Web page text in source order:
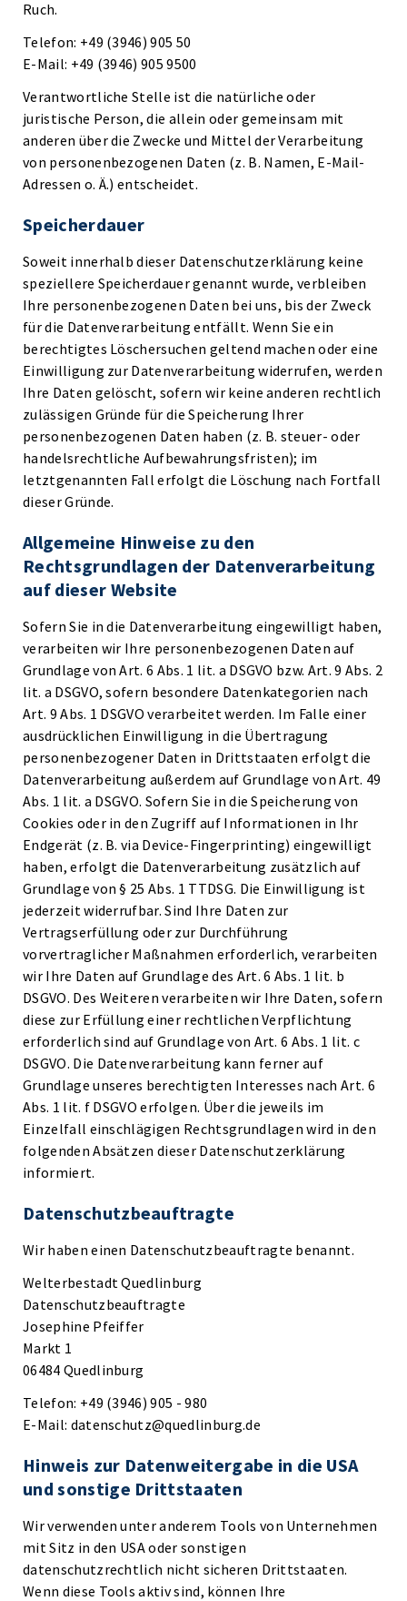
Ruch.
Telefon: +49 (3946) 905 50
E-Mail: +49 (3946) 905 9500
Verantwortliche Stelle ist die natürliche oder
juristische Person, die allein oder gemeinsam mit
anderen über die Zwecke und Mittel der Verarbeitung
von personenbezogenen Daten (z. B. Namen, E-Mail-
Adressen o. Ä.) entscheidet.
Speicherdauer
Soweit innerhalb dieser Datenschutzerklärung keine
speziellere Speicherdauer genannt wurde, verbleiben
Ihre personenbezogenen Daten bei uns, bis der Zweck
für die Datenverarbeitung entfällt. Wenn Sie ein
berechtigtes Löschersuchen geltend machen oder eine
Einwilligung zur Datenverarbeitung widerrufen, werden
Ihre Daten gelöscht, sofern wir keine anderen rechtlich
zulässigen Gründe für die Speicherung Ihrer
personenbezogenen Daten haben (z. B. steuer- oder
handelsrechtliche Aufbewahrungsfristen); im
letztgenannten Fall erfolgt die Löschung nach Fortfall
dieser Gründe.
Allgemeine Hinweise zu den
Rechtsgrundlagen der Datenverarbeitung
auf dieser Website
Sofern Sie in die Datenverarbeitung eingewilligt haben,
verarbeiten wir Ihre personenbezogenen Daten auf
Grundlage von Art. 6 Abs. 1 lit. a DSGVO bzw. Art. 9 Abs. 2
lit. a DSGVO, sofern besondere Datenkategorien nach
Art. 9 Abs. 1 DSGVO verarbeitet werden. Im Falle einer
ausdrücklichen Einwilligung in die Übertragung
personenbezogener Daten in Drittstaaten erfolgt die
Datenverarbeitung außerdem auf Grundlage von Art. 49
Abs. 1 lit. a DSGVO. Sofern Sie in die Speicherung von
Cookies oder in den Zugriff auf Informationen in Ihr
Endgerät (z. B. via Device-Fingerprinting) eingewilligt
haben, erfolgt die Datenverarbeitung zusätzlich auf
Grundlage von § 25 Abs. 1 TTDSG. Die Einwilligung ist
jederzeit widerrufbar. Sind Ihre Daten zur
Vertragserfüllung oder zur Durchführung
vorvertraglicher Maßnahmen erforderlich, verarbeiten
wir Ihre Daten auf Grundlage des Art. 6 Abs. 1 lit. b
DSGVO. Des Weiteren verarbeiten wir Ihre Daten, sofern
diese zur Erfüllung einer rechtlichen Verpflichtung
erforderlich sind auf Grundlage von Art. 6 Abs. 1 lit. c
DSGVO. Die Datenverarbeitung kann ferner auf
Grundlage unseres berechtigten Interesses nach Art. 6
Abs. 1 lit. f DSGVO erfolgen. Über die jeweils im
Einzelfall einschlägigen Rechtsgrundlagen wird in den
folgenden Absätzen dieser Datenschutzerklärung
informiert.
Datenschutz­beauftragte
Wir haben einen Datenschutzbeauftragte benannt.
Welterbestadt Quedlinburg
Datenschutzbeauftragte
Josephine Pfeiffer
Markt 1
06484 Quedlinburg
Telefon: +49 (3946) 905 - 980
E-Mail: datenschutz@quedlinburg.de
Hinweis zur Datenweitergabe in die USA
und sonstige Drittstaaten
Wir verwenden unter anderem Tools von Unternehmen
mit Sitz in den USA oder sonstigen
datenschutzrechtlich nicht sicheren Drittstaaten.
Wenn diese Tools aktiv sind, können Ihre